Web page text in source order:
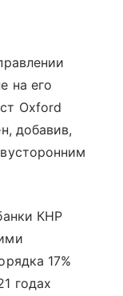
на его
Oxford
добавив,
КНР
17%
годах